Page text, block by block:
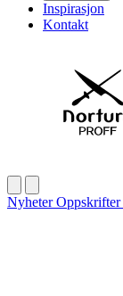
Inspirasjon
Kontakt
NyheterOppskrifter